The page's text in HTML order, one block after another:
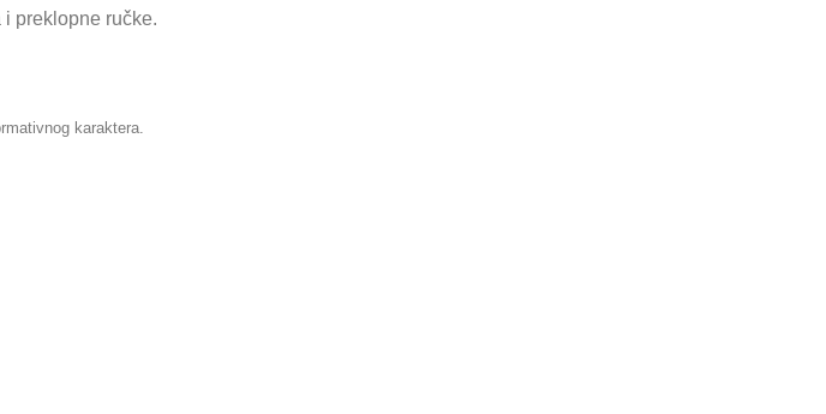
preklopne ručke.
karaktera.